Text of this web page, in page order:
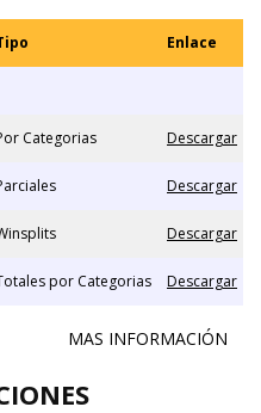
Enlace
Categorias Descargar
Descargar
Descargar
por Categorias Descargar
MAS INFORMACIÓN